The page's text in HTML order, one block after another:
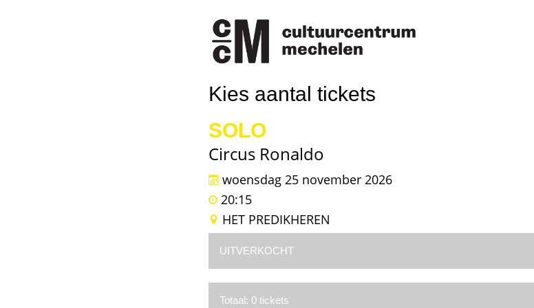
Kies aantal tickets
SOLO
Circus Ronaldo
woensdag 25 november 2026
20:15
HET PREDIKHEREN
UITVERKOCHT
Totaal: 0 tickets